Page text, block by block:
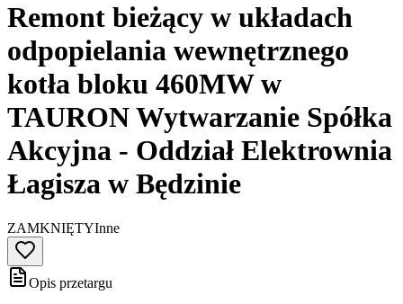
Remont bieżący w układach
odpopielania wewnętrznego
kotła bloku 460MW w
TAURON Wytwarzanie Spółka
Akcyjna - Oddział Elektrownia
Łagisza w Będzinie
ZAMKNIĘTYInne
Opis przetargu